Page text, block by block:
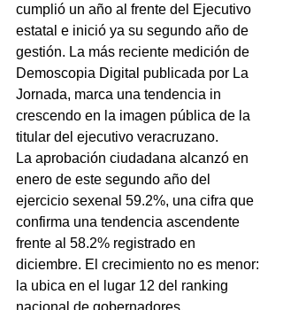
cumplió un año al frente del Ejecutivo
estatal e inició ya su segundo año de
gestión. La más reciente medición de
Demoscopia Digital publicada por La
Jornada, marca una tendencia in
crescendo en la imagen pública de la
titular del ejecutivo veracruzano.
La aprobación ciudadana alcanzó en
enero de este segundo año del
ejercicio sexenal 59.2%, una cifra que
confirma una tendencia ascendente
frente al 58.2% registrado en
diciembre. El crecimiento no es menor:
la ubica en el lugar 12 del ranking
nacional de gobernadores.